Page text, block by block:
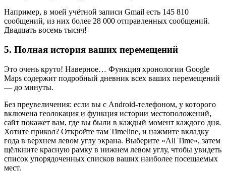
Например, в моей учётной записи Gmail есть 145 810
сообщений, из них более 28 000 отправленных сообщений.
Двадцать восемь тысяч!
5. Полная история ваших перемещений
Это очень круто! Наверное… Функция хронологии Google
Maps содержит подробный дневник всех ваших перемещений
— до минуты.
Без преувеличения: если вы с Android-телефоном, у которого
включена геолокация и функция истории местоположений,
сайт покажет вам, где вы были в каждый момент каждого дня.
Хотите прикол? Откройте там Timeline, и нажмите вкладку
года в верхнем левом углу экрана. Выберите «All Time», затем
щёлкните красную рамку в нижнем левом углу, чтобы увидеть
список упорядоченных списков ваших наиболее посещаемых
мест.